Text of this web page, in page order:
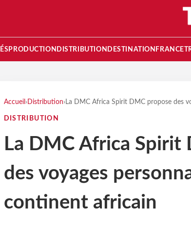
PRODUCTION DISTRIBUTION DESTINATION FRANCE
Accueil › Distribution› La DMC Africa Spirit DMC propose des
DISTRIBUTION
La DMC Africa Spirit
des voyages
continent africain